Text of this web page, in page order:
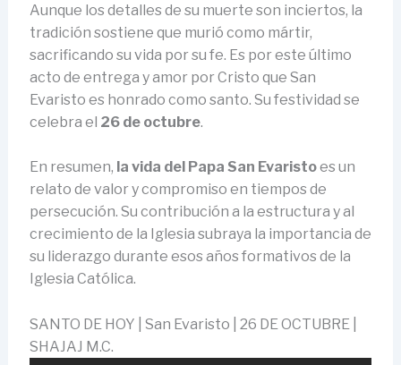
Aunque los detalles de su muerte son inciertos, la
tradición sostiene que murió como mártir,
sacrificando su vida por su fe. Es por este último
acto de entrega y amor por Cristo que San
Evaristo es honrado como santo. Su festividad se
celebra el 26 de octubre.
En resumen, la vida del Papa San Evaristoes un
relato de valor y compromiso en tiempos de
persecución. Su contribución a la estructura y al
crecimiento de la Iglesia subraya la importancia de
su liderazgo durante esos años formativos de la
Iglesia Católica.
SANTO DE HOY | San Evaristo | 26 DE OCTUBRE |
SHAJAJ M.C.